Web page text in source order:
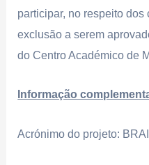
participar, no respeito
exclusão a serem
do Centro Académico de
Informação
Acrónimo do projeto: